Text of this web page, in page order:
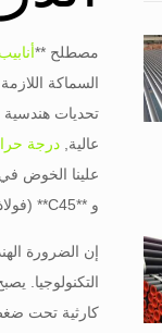
مصطلح **
السماكة
تحديات هندسية
عالية, درجة
و **C45** (فولاذ متوسط ​​الكربون مصمم للقوة الميكانيكية).
إن الضرورة
التكنولوجيا.
كارثية تحت